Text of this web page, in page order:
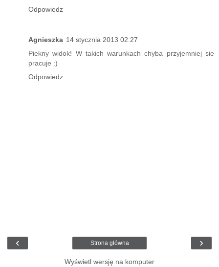
Odpowiedz
Agnieszka 14 stycznia 2013 02:27
Piekny widok! W takich warunkach chyba przyjemniej sie
pracuje :)
Odpowiedz
‹ ›
Strona główna
Wyświetl wersję na komputer